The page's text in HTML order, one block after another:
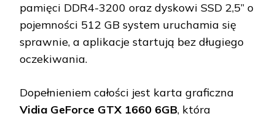
pamięci DDR4-3200 oraz dyskowi SSD 2,5” o
pojemności 512 GB system uruchamia się
sprawnie, a aplikacje startują bez długiego
oczekiwania.
Dopełnieniem całości jest karta graficzna
Vidia GeForce GTX 1660 6GB, która